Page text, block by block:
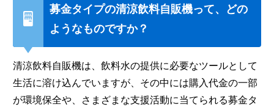
募金タイプの清涼飲料自販機って、どの
ようなものですか？
清涼飲料自販機は、飲料水の提供に必要なツールとして
生活に溶け込んでいますが、その中には購入代金の一部
が環境保全や、さまざまな支援活動に当てられる募金タ